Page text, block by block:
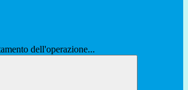
dell'operazione...